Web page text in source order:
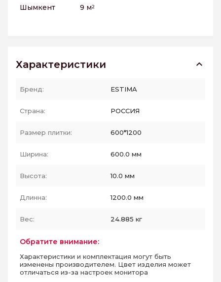
Шымкент 9 м2
Характеристики
Бренд: ESTIMA
Страна: РОССИЯ
Размер плитки: 600*1200
Ширина: 600.0 мм
Высота: 10.0 мм
Длинна: 1200.0 мм
Вес: 24.885 кг
Обратите внимание:
Характеристики и комплектация могут быть
изменены производителем. Цвет изделия может
отличаться из-за настроек монитора